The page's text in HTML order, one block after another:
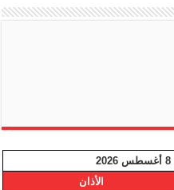
الأذان